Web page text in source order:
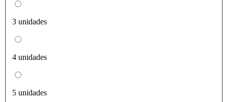
3 unidades
4 unidades
5 unidades